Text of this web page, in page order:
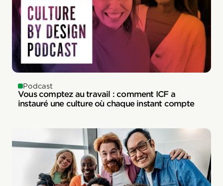
Podcast
Vous comptez au travail : comment ICF a
instauré une culture où chaque instant compte